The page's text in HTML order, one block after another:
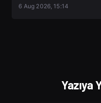
6 Aug 2026, 15:14
Yazıya